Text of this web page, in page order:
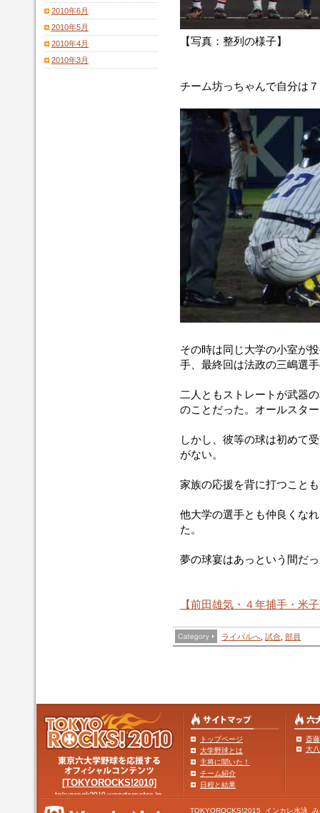
【写真：整列の様子】
チーム坊っちゃんで自分は
その時は同じ大学の小室が
手、最終回は法政の三嶋選
二人ともストレートが武器
のことだった。オールスタ
しかし、彼等の球は初めて
がない。
家族の応援を背に打つこと
他大学の選手とも仲良くな
た。
夢の球宴はあっという間だ
【前田雄気・４年捕手・米
ライバルへ 試合 部員
2010年6月
2010年5月
2010年4月
2010年3月
[TOKYOROCKS!2010]
トップページ
大学野球とは
主将に聞いた！
チーム紹介
日程と結果
斎
大
TOKYOROCKS!2015 インカレ水泳